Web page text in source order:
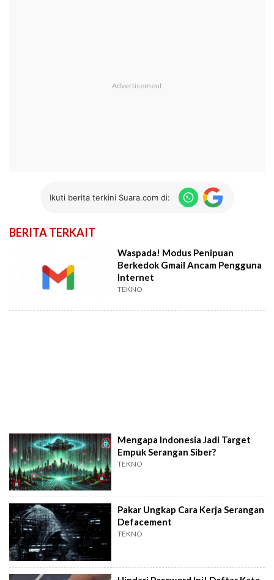
Ikuti berita terkini Suara.com di:
BERITA TERKAIT
Waspada! Modus Penipuan
Berkedok Gmail Ancam Pengguna
Internet
TEKNO
Mengapa Indonesia Jadi Target
Empuk Serangan Siber?
TEKNO
Pakar Ungkap Cara Kerja Serangan
Defacement
TEKNO